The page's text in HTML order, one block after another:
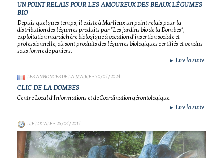
UN POINT RELAIS POUR LES AMOUREUX DES BEAUX LÉGUMES
BIO
Depuis quelques temps, il existe à Marlieux un point relais pour la
distribution des légumes produits par "Les jardins bio de la Dombes",
exploitation maraîchère biologique à vocation d’insertion sociale et
professionnelle, où sont produits des légumes biologiques certifiés et vendus
sous forme de paniers.
► Lire la suite
LES ANNONCES DE LA MAIRIE- 30/05/2024
CLIC DE LA DOMBES
Centre Local d'Informations et de Coordination gérontologique.
► Lire la suite
VIE LOCALE- 26/04/2015